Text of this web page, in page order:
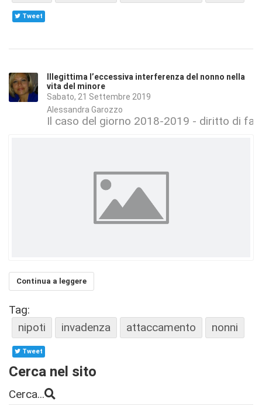
Tweet
Illegittima l’eccessiva interferenza del nonno nella
vita del minore
Sabato, 21 Settembre 2019
Alessandra Garozzo
Il caso del giorno 2018-2019 - diritto di
Continua a leggere
Tag:
nipoti
invadenza attaccamento nonni
Tweet
Cerca nel sito
Cerca...